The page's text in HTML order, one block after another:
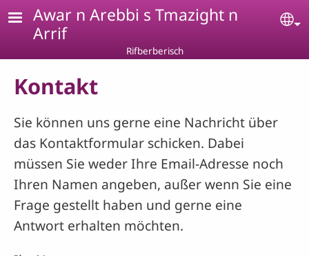
Skip to main content
Awar n Arebbi s Tmazight n
Arrif
Rifberberisch
Kontakt
Sie können uns gerne eine Nachricht über
das Kontaktformular schicken. Dabei
müssen Sie weder Ihre Email-Adresse noch
Ihren Namen angeben, außer wenn Sie eine
Frage gestellt haben und gerne eine
Antwort erhalten möchten.